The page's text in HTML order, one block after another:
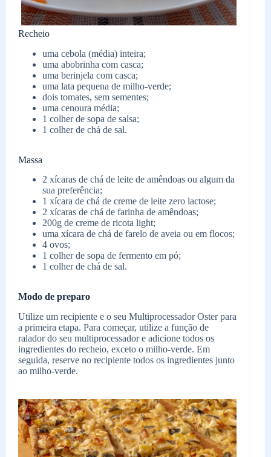
Recheio
uma cebola (média) inteira;
uma abobrinha com casca;
uma berinjela com casca;
uma lata pequena de milho-verde;
dois tomates, sem sementes;
uma cenoura média;
1 colher de sopa de salsa;
1 colher de chá de sal.
Massa
2 xícaras de chá de leite de amêndoas ou algum da
sua preferência;
1 xícara de chá de creme de leite zero lactose;
2 xícaras de chá de farinha de amêndoas;
200g de creme de ricota light;
uma xícara de chá de farelo de aveia ou em flocos;
4 ovos;
1 colher de sopa de fermento em pó;
1 colher de chá de sal.
Modo de preparo
Utilize um recipiente e o seu Multiprocessador Oster para
a primeira etapa. Para começar, utilize a função de
ralador do seu multiprocessador e adicione todos os
ingredientes do recheio, exceto o milho-verde. Em
seguida, reserve no recipiente todos os ingredientes junto
ao milho-verde.